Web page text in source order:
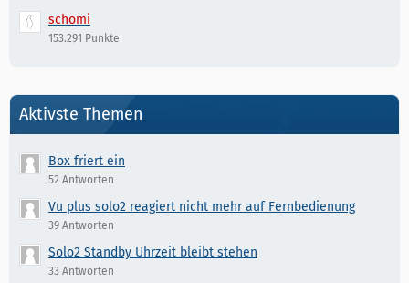
schomi
153.291 Punkte
Aktivste Themen
Box friert ein
52 Antworten
Vu plus solo2 reagiert nicht mehr auf Fernbedienung
39 Antworten
Solo2 Standby Uhrzeit bleibt stehen
33 Antworten